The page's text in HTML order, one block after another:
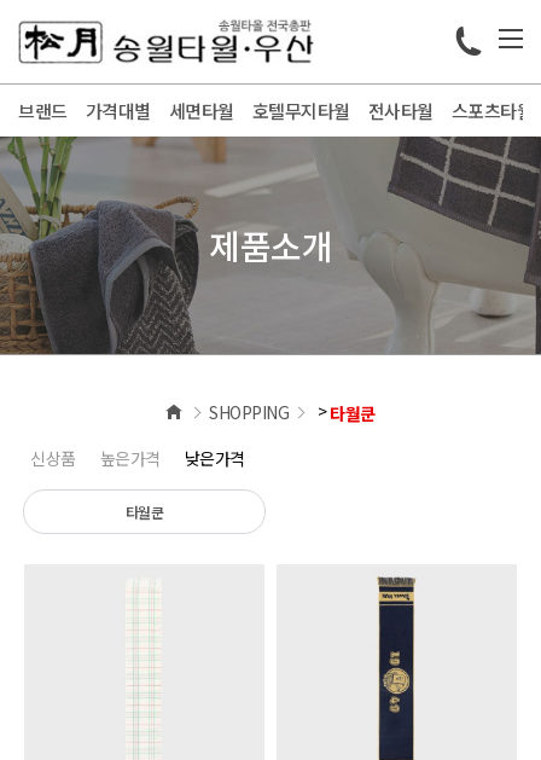
브랜드 가격대별 세면타월 호텔무지타월 전사타월 스포츠타월
제품소개
SHOPPING >타월쿤
신상품
높은가격 낮은가격
타월쿤